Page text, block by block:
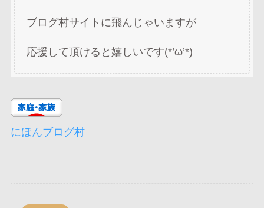
ブログ村サイトに飛んじゃいますが
応援して頂けると嬉しいです(*’ω’*)
にほんブログ村